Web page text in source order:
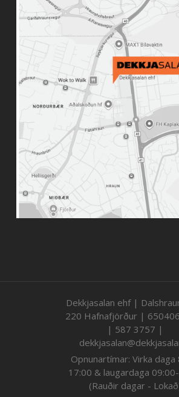
Dekkjasalan ehf |
220 Hafnafjörður |
| 587 3757 |
Opnunartímar: Virka daga
17:00 & laugardaga
(Rauðir dagar -